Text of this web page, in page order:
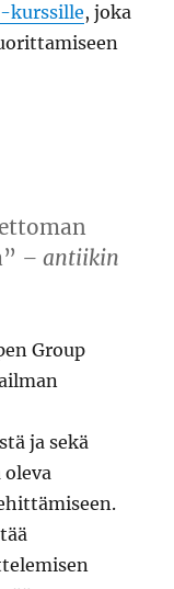
-kurssille, joka
– antiikin
Group
ja sekä